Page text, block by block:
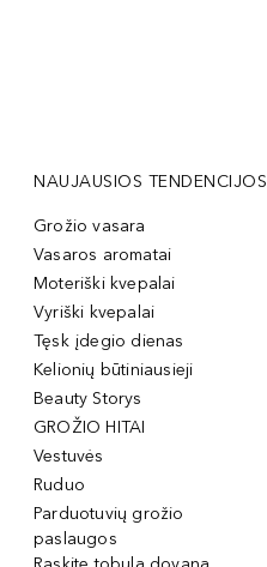
NAUJAUSIOS TENDENCIJOS
Grožio vasara
Vasaros aromatai
Moteriški kvepalai
Vyriški kvepalai
Tęsk įdegio dienas
Kelionių būtiniausieji
Beauty Storys
GROŽIO HITAI
Vestuvės
Ruduo
Parduotuvių grožio
paslaugos